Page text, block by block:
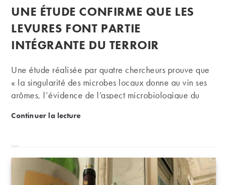
la
publication :
publiée :
UNE ÉTUDE CONFIRME QUE LES
LEVURES FONT PARTIE
INTÉGRANTE DU TERROIR
Une étude réalisée par quatre chercheurs prouve que
« la singularité des microbes locaux donne au vin ses
arômes, l’évidence de l’aspect microbiologique du
Continuer la lectureUne étude confirme que les levures font partie